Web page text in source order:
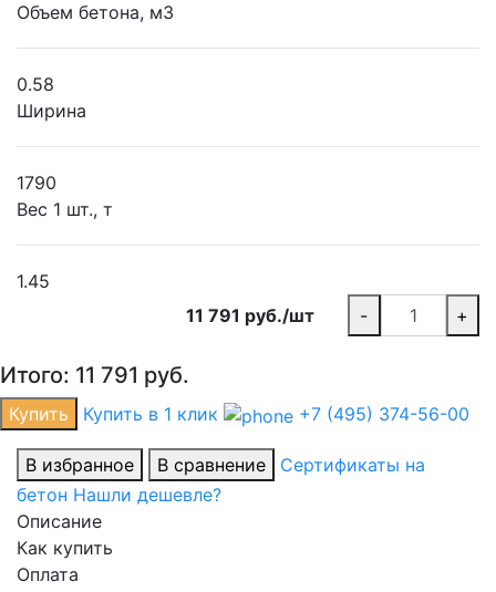
Объем бетона, м3
0.58
Ширина
1790
Вес 1 шт., т
1.45
11 791 руб./шт
- +
Итого: 11 791 руб.
Купить Купить в 1 клик +7 (495) 374-56-00
В избранное В сравнение
Сертификаты на
бетон Нашли дешевле?
Описание
Как купить
Оплата